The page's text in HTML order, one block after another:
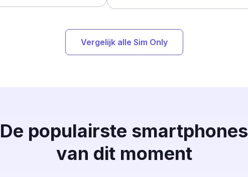
Vergelijk alle Sim Only
De populairste smartphones
van dit moment